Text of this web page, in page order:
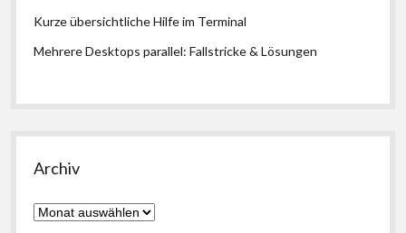
Kurze übersichtliche Hilfe im Terminal
Mehrere Desktops parallel: Fallstricke & Lösungen
Archiv
Archiv